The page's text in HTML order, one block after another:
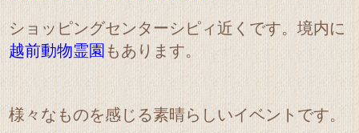
ショッピングセンターシピィ近くです。境内に
越前動物霊園 もあります。
様々なものを感じる素晴らしいイベントです。